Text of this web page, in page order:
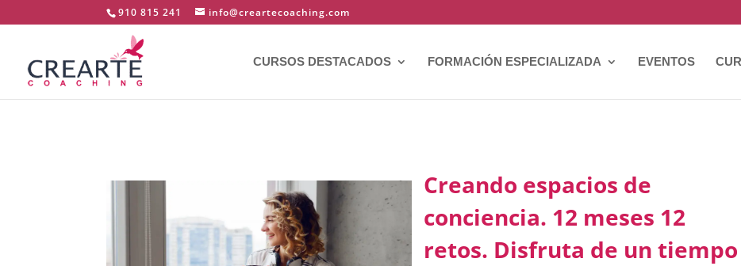
910 815 241 info@creartecoaching.com
CURSOS DESTACADOS FORMACIÓN ESPECIALIZADA EVENTOS
Creando espacios de
conciencia. 12 meses 12
retos. Disfruta de un tiempo